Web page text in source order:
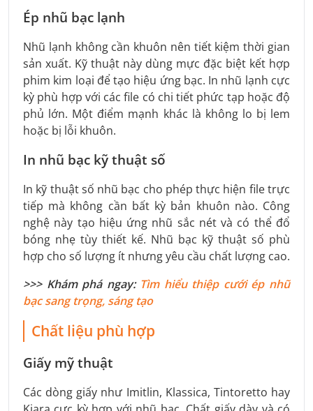
Ép nhũ bạc lạnh
Nhũ lạnh không cần khuôn nên tiết kiệm thời gian
sản xuất. Kỹ thuật này dùng mực đặc biệt kết hợp
phim kim loại để tạo hiệu ứng bạc. In nhũ lạnh cực
kỳ phù hợp với các file có chi tiết phức tạp hoặc độ
phủ lớn. Một điểm mạnh khác là không lo bị lem
hoặc bị lỗi khuôn.
In nhũ bạc kỹ thuật số
In kỹ thuật số nhũ bạc cho phép thực hiện file trực
tiếp mà không cần bất kỳ bản khuôn nào. Công
nghệ này tạo hiệu ứng nhũ sắc nét và có thể đổ
bóng nhẹ tùy thiết kế. Nhũ bạc kỹ thuật số phù
hợp cho số lượng ít nhưng yêu cầu chất lượng cao.
>>> Khám phá ngay: Tìm hiểu thiệp cưới ép nhũ
bạc sang trọng, sáng tạo
Chất liệu phù hợp
Giấy mỹ thuật
Các dòng giấy như Imitlin, Klassica, Tintoretto hay